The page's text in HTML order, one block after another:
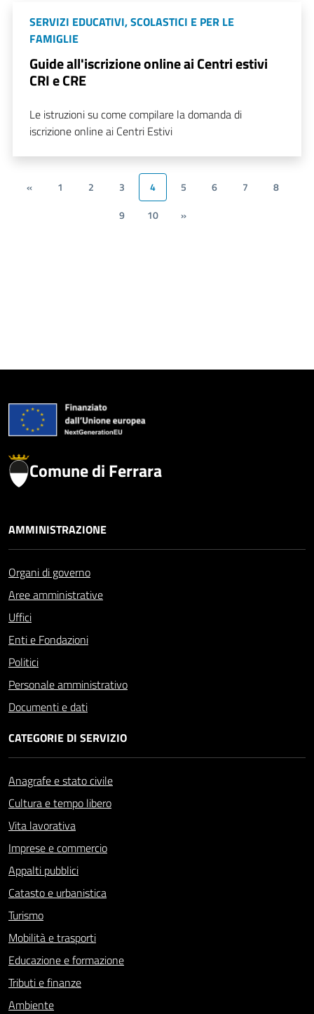
SERVIZI EDUCATIVI, SCOLASTICI E PER LE
FAMIGLIE
Guide all'iscrizione online ai Centri estivi
CRI e CRE
Le istruzioni su come compilare la domanda di
iscrizione online ai Centri Estivi
« 1 2 3 4 5 6 7
8
9
10 »
Comune di Ferrara
AMMINISTRAZIONE
Organi di governo
Aree amministrative
Uffici
Enti e Fondazioni
Politici
Personale amministrativo
Documenti e dati
CATEGORIE DI SERVIZIO
Anagrafe e stato civile
Cultura e tempo libero
Vita lavorativa
Imprese e commercio
Appalti pubblici
Catasto e urbanistica
Turismo
Mobilità e trasporti
Educazione e formazione
Tributi e finanze
Ambiente